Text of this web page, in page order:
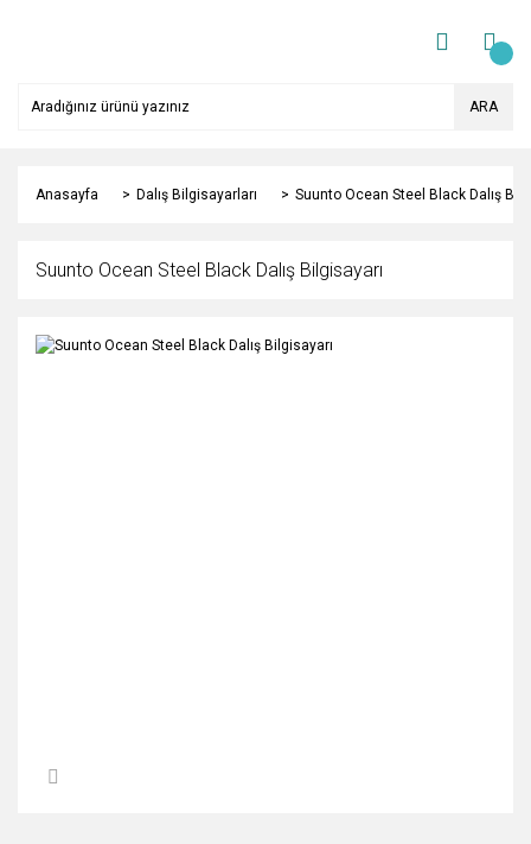
ARA
Anasayfa Dalış Bilgisayarları Suunto Ocean Steel Black Dalış
Suunto Ocean Steel Black Dalış Bilgisayarı